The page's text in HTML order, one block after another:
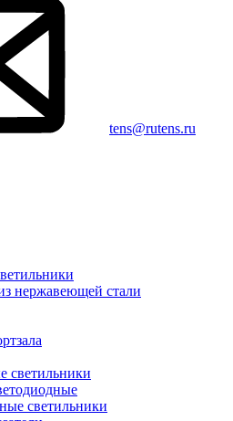
tens@rutens.ru
нержавеющей стали
светильники